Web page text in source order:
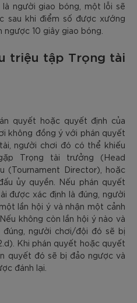
người giao bóng, một lỗi sẽ
sau khi điểm số được xướng
10 giây giao bóng.
triệu tập Trọng tài
quyết hoặc quyết định của
không đồng ý với phán quyết
người chơi đó có thể khiếu
Trọng tài trưởng (Head
(Tournament Director), hoặc
ủy quyền. Nếu phán quyết
được xác định là đúng, người
lần hội ý và nhận một cảnh
không còn lần hội ý nào và
người chơi/đội đó sẽ bị
Khi phán quyết hoặc quyết
quyết đó sẽ bị đảo ngược và
đánh lại.